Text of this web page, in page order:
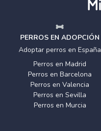
PERROS EN ADOPCIÓN
Adoptar perros en España
Perros en Madrid
Perros en Barcelona
Perros en Valencia
Perros en Sevilla
Perros en Murcia